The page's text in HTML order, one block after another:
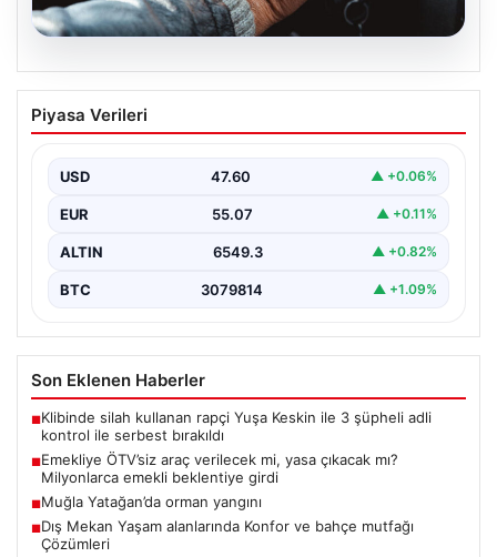
Emekliye ÖTV’siz araç verilecek mi,
yasa çıkacak mı? Milyonlarca emekli
Piyasa Verileri
USD 47.60 ▲ +0.06%
EUR 55.07 ▲ +0.11%
ALTIN 6549.3 ▲ +0.82%
BTC 3079814 ▲ +1.09%
Son Eklenen Haberler
■Klibinde silah kullanan rapçi Yuşa Keskin ile 3 şüpheli adli
kontrol ile serbest bırakıldı
■Emekliye ÖTV’siz araç verilecek mi, yasa çıkacak mı?
Milyonlarca emekli beklentiye girdi
■Muğla Yatağan’da orman yangını
■Dış Mekan Yaşam alanlarında Konfor ve bahçe mutfağı
Çözümleri